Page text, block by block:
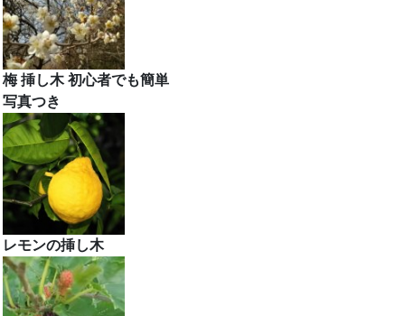
梅 挿し木 初心者でも簡単
写真つき
レモンの挿し木